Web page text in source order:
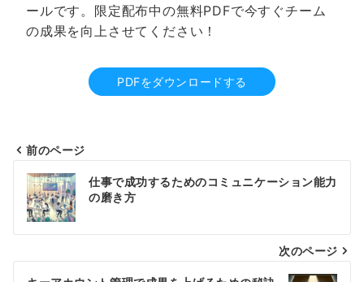
ールです。限定配布中の無料PDFで今すぐチーム
の成果を向上させてください！
PDFをダウンロードする
投
稿
ナ
ビ
前のページ
仕事で成功するためのコミュニケーション能力
の磨き方
次のページ